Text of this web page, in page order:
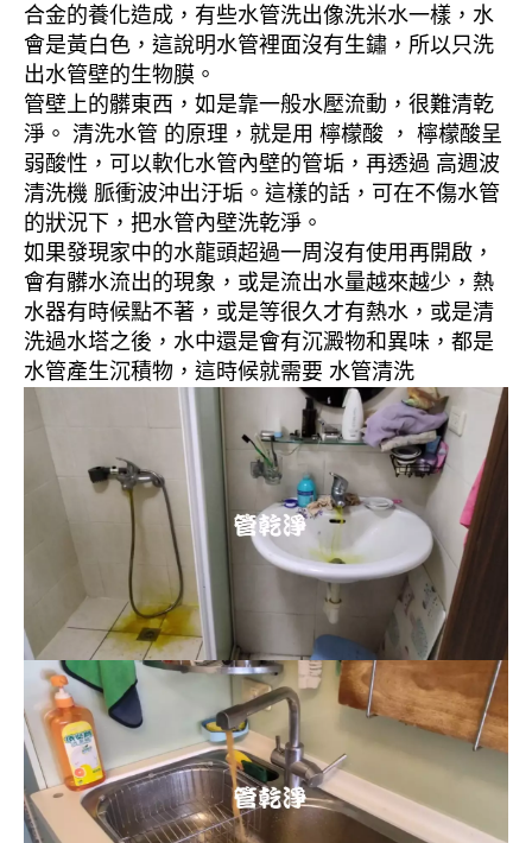
合金的養化造成，有些水管洗出像洗米水一樣，水
會是黃白色，這說明水管裡面沒有生鏽，所以只洗
出水管壁的生物膜。
管壁上的髒東西，如是靠一般水壓流動，很難清乾
淨。 清洗水管 的原理，就是用 檸檬酸 ， 檸檬酸呈
弱酸性，可以軟化水管內壁的管垢，再透過 高週波
清洗機 脈衝波沖出汙垢。這樣的話，可在不傷水管
的狀況下，把水管內壁洗乾淨。
如果發現家中的水龍頭超過一周沒有使用再開啟，
會有髒水流出的現象，或是流出水量越來越少，熱
水器有時候點不著，或是等很久才有熱水，或是清
洗過水塔之後，水中還是會有沉澱物和異味，都是
水管產生沉積物，這時候就需要 水管清洗